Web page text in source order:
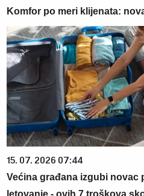
Komfor po meri klijenata:
15. 07. 2026 07:44
Većina građana izgubi novac
letovanje - ovih 7 troškova